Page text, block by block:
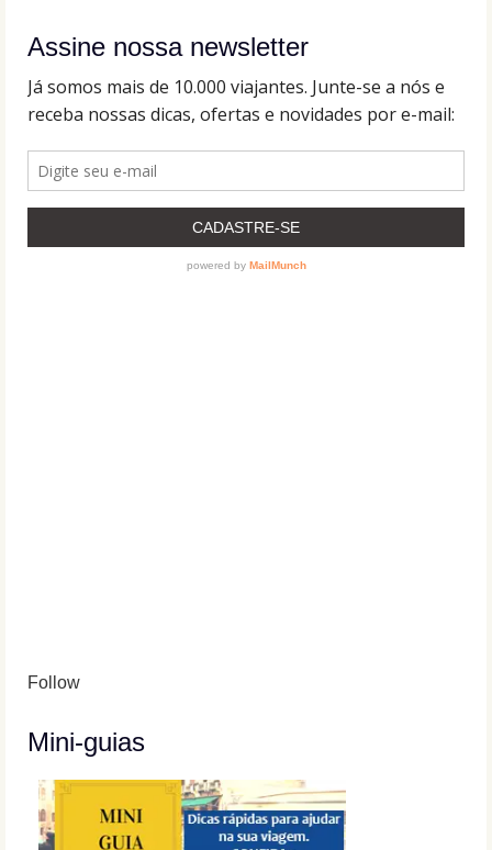
Assine nossa newsletter
Follow
Mini-guias